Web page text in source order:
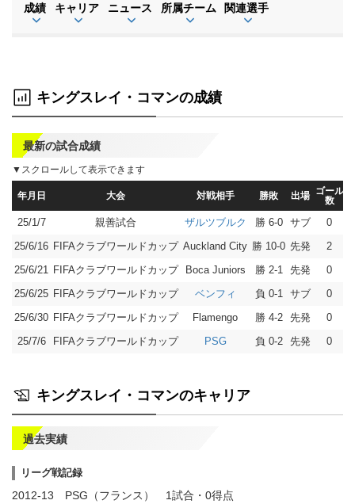
成績 キャリア ニュース 所属チーム 関連選手
キングスレイ・コマンの成績
最新の試合成績
▼スクロールして表示できます
年月日 大会 対戦相手 勝敗 出場 ゴール
数
25/1/7 親善試合 ザルツブルク 勝 6-0 サブ
0
25/6/16 FIFAクラブワールドカップ Auckland City 勝 10-0 先発
2
25/6/21
FIFAクラブワールドカップ Boca Juniors 勝 2-1 先発
0
25/6/25 FIFAクラブワールドカップ ベンフィ 負 0-1 サブ
0
25/6/30 FIFAクラブワールドカップ Flamengo 勝 4-2 先発
0
25/7/6
FIFAクラブワールドカップ PSG 負 0-2 先発 0
キングスレイ・コマンのキャリア
過去実績
リーグ戦記録
2012-13 PSG（フランス） 1試合・0得点